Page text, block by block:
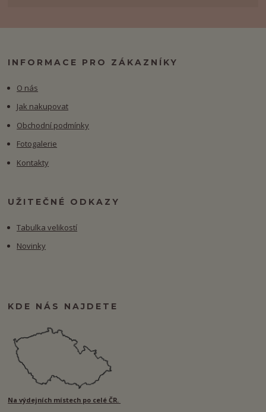
INFORMACE PRO ZÁKAZNÍKY
O nás
Jak nakupovat
Obchodní podmínky
Fotogalerie
Kontakty
UŽITEČNÉ ODKAZY
Tabulka velikostí
Novinky
KDE NÁS NAJDETE
Na výdejních místech po celé ČR.